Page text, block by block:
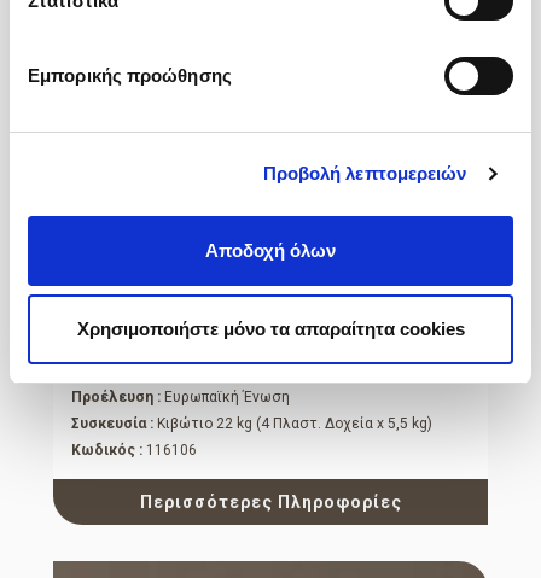
Εμπορικής προώθησης
Προβολή λεπτομερειών
Αποδοχή όλων
Χρησιμοποιήστε μόνο τα απαραίτητα cookies
Συμπ. Σιρόπι Αρτοποιίας
Προέλευση : Ευρωπαϊκή Ένωση
Συσκευσία : Κιβώτιο 22 kg (4 Πλαστ. Δοχεία x 5,5 kg)
Κωδικός : 116106
Περισσότερες Πληροφορίες